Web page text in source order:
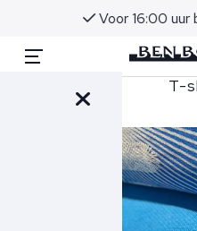
Voor 16:00 uur
T-